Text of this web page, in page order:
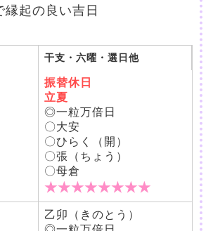
縁起の良い吉日
干支・六曜・選日他
振替休日
立夏
◎一粒万倍日
〇大安
〇ひらく（開）
〇張（ちょう）
〇母倉
★★★★★★★★
乙卯（きのとう）